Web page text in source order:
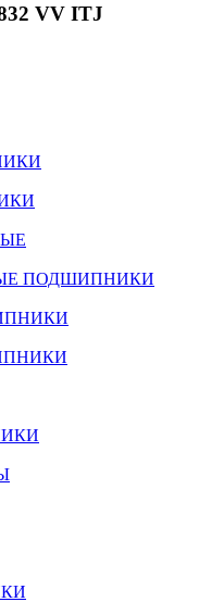
VV ITJ
ПОДШИПНИКИ